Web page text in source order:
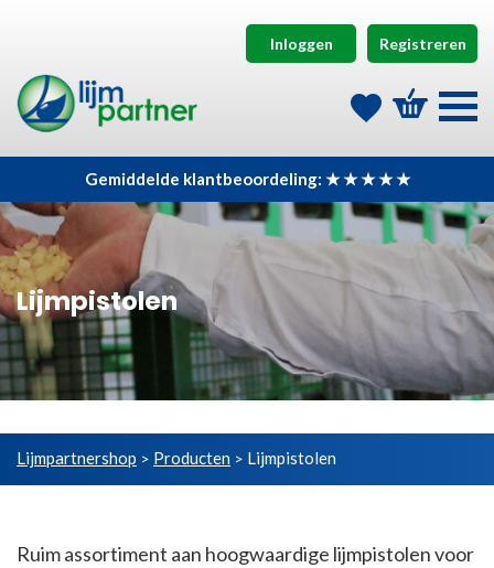
Inloggen Registreren
Gemiddelde klantbeoordeling: ★ ★ ★ ★ ★
Lijmpistolen
Lijmpartnershop > Producten > Lijmpistolen
Ruim assortiment aan hoogwaardige lijmpistolen voor